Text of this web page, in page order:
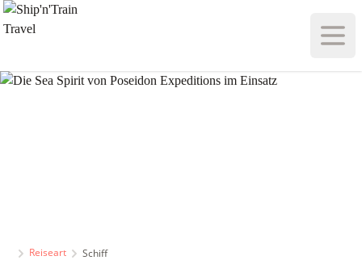
Reiseart Schiff